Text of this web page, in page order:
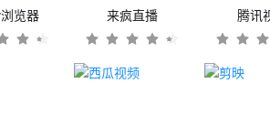
览器 来疯直播 腾讯